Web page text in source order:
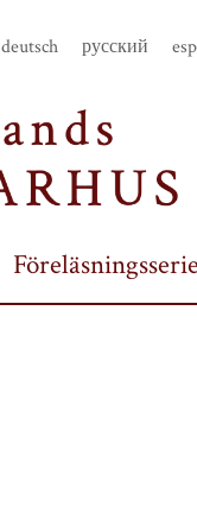
deutsch русский
Föreläsningsserie